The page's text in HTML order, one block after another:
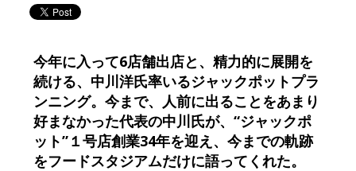
今年に入って6店舗出店と、精力的に展開を
続ける、中川洋氏率いるジャックポットプラ
ンニング。今まで、人前に出ることをあまり
好まなかった代表の中川氏が、“ジャックポ
ット”１号店創業34年を迎え、今までの軌跡
をフードスタジアムだけに語ってくれた。